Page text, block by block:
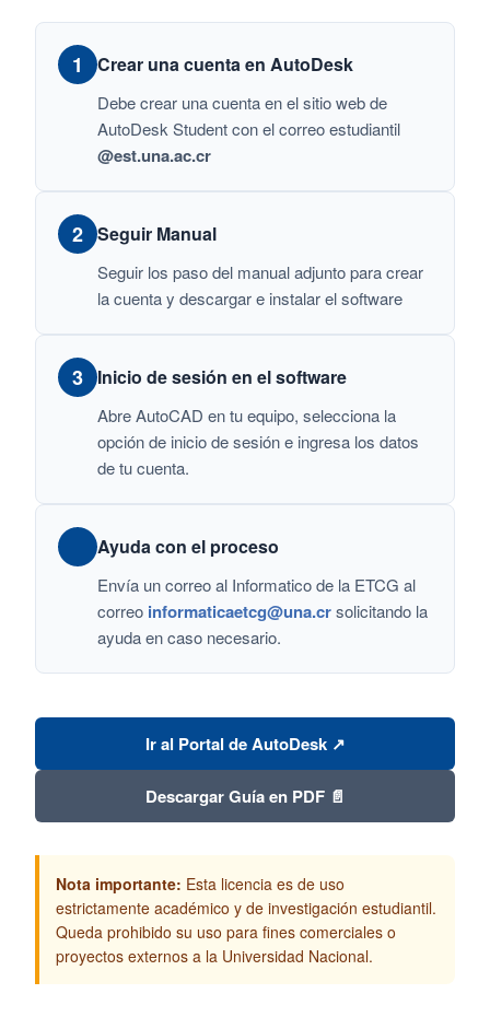
1 Crear una cuenta en AutoDesk
Debe crear una cuenta en el sitio web de
AutoDesk Student con el correo estudiantil
@est.una.ac.cr
2 Seguir Manual
Seguir los paso del manual adjunto para crear
la cuenta y descargar e instalar el software
3 Inicio de sesión en el software
Abre AutoCAD en tu equipo, selecciona la
opción de inicio de sesión e ingresa los datos
de tu cuenta.
Ayuda con el proceso
Envía un correo al Informatico de la ETCG al
correo informaticaetcg@una.crsolicitando la
ayuda en caso necesario.
Ir al Portal de AutoDesk ↗
Descargar Guía en PDF 📄
Nota importante: Esta licencia es de uso
estrictamente académico y de investigación estudiantil.
Queda prohibido su uso para fines comerciales o
proyectos externos a la Universidad Nacional.